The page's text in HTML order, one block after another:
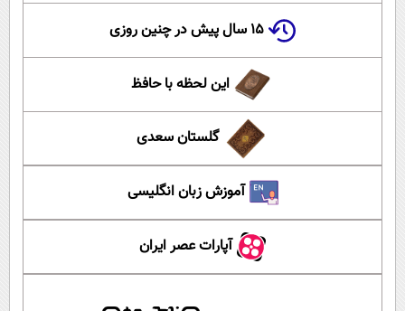
۱۵ سال پیش در چنین روزی
این لحظه با حافظ
گلستان سعدی
آموزش زبان انگلیسی
آپارات عصر ایران